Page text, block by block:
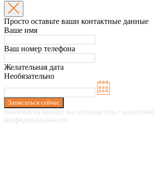
Просто оставьте ваши контактные данные
Ваше имя
Ваш номер телефона
Желательная дата
Необязательно
Записаться сейчас
Нажимая на кнопку вы соглашаетесь с политикой
конфиденциальности